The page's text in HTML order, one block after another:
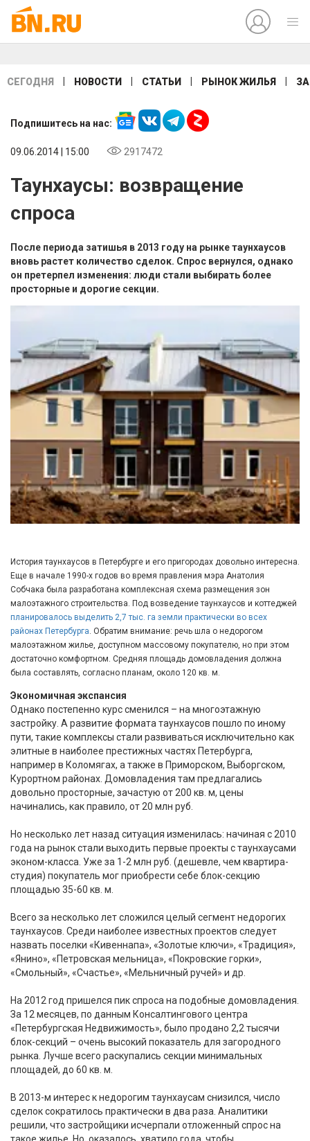
СЕГОДНЯ НОВОСТИ СТАТЬИ РЫНОК ЖИЛЬЯ
Подпишитесь на нас:
09.06.2014 | 15:00 2917472
Таунхаусы: возвращение
спроса
После периода затишья в 2013 году на рынке таунхаусов
вновь растет количество сделок. Спрос вернулся, однако
он претерпел изменения: люди стали выбирать более
просторные и дорогие секции.
История таунхаусов в Петербурге и его пригородах довольно интересна.
Еще в начале 1990-х годов во время правления мэра Анатолия
Собчака была разработана комплексная схема размещения зон
малоэтажного строительства. Под возведение таунхаусов и коттеджей
планировалось выделить 2,7 тыс. га земли практически во всех
районах Петербурга. Обратим внимание: речь шла о недорогом
малоэтажном жилье, доступном массовому покупателю, но при этом
достаточно комфортном. Средняя площадь домовладения должна
была составлять, согласно планам, около 120 кв. м.
Экономичная экспансия
Однако постепенно курс сменился – на многоэтажную
застройку. А развитие формата таунхаусов пошло по иному
пути, такие комплексы стали развиваться исключительно как
элитные в наиболее престижных частях Петербурга,
например в Коломягах, а также в Приморском, Выборгском,
Курортном районах. Домовладения там предлагались
довольно просторные, зачастую от 200 кв. м, цены
начинались, как правило, от 20 млн руб.
Но несколько лет назад ситуация изменилась: начиная с 2010
года на рынок стали выходить первые проекты с таунхаусами
эконом-класса. Уже за 1-2 млн руб. (дешевле, чем квартира-
студия) покупатель мог приобрести себе блок-секцию
площадью 35-60 кв. м.
Всего за несколько лет сложился целый сегмент недорогих
таунхаусов. Среди наиболее известных проектов следует
назвать поселки «Кивеннапа», «Золотые ключи», «Традиция»,
«Янино», «Петровская мельница», «Покровские горки»,
«Смольный», «Счастье», «Мельничный ручей» и др.
На 2012 год пришелся пик спроса на подобные домовладения.
За 12 месяцев, по данным Консалтингового центра
«Петербургская Недвижимость», было продано 2,2 тысячи
блок-секций – очень высокий показатель для загородного
рынка. Лучше всего раскупались секции минимальных
площадей, до 60 кв. м.
В 2013-м интерес к недорогим таунхаусам снизился, число
сделок сократилось практически в два раза. Аналитики
решили, что застройщики исчерпали отложенный спрос на